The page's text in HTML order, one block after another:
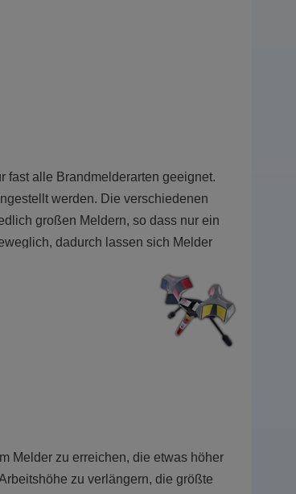
fast alle Brandmelderarten geeignet.
werden. Die verschiedenen
großen Meldern, so dass nur ein
dadurch lassen sich Melder
zu erreichen sind.
Melder zu erreichen, die etwas höher
zu verlängern, die größte